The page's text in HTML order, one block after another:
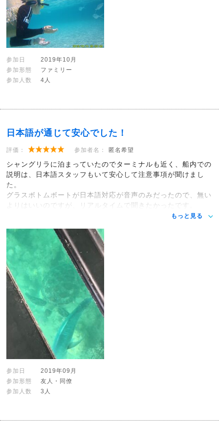
参加日
2019年10月
参加形態
ファミリー
参加人数
4人
日本語が通じて安心でした！
評価： 参加者名： 匿名希望
シャングリラに泊まっていたのでターミナルも近く、船内での
説明は、日本語スタッフもいて安心して注意事項が聞けまし
た。
グラスボトムボートが日本語対応が音声のみだったので、無い
よりはいいのですが、リアルタイムで聞きたかったです。
もっと見る
参加日
2019年09月
参加形態
友人・同僚
参加人数
3人